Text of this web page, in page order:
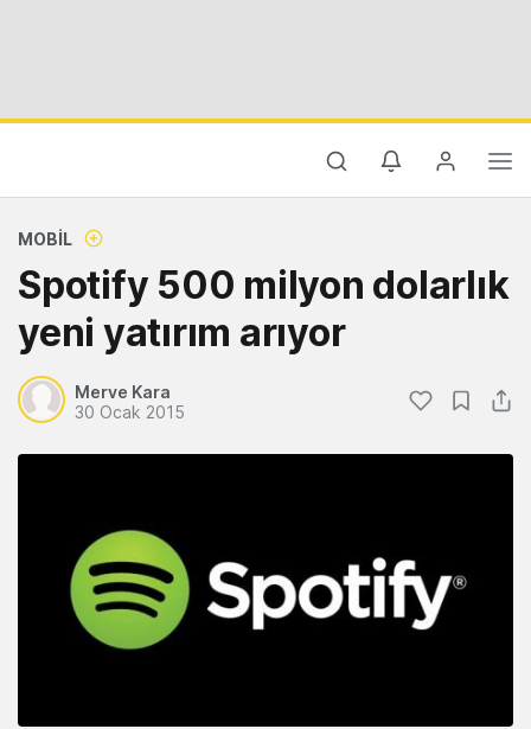
MOBIL
Spotify 500 milyon dolarlık
yeni yatırım arıyor
Merve Kara
30 Ocak 2015